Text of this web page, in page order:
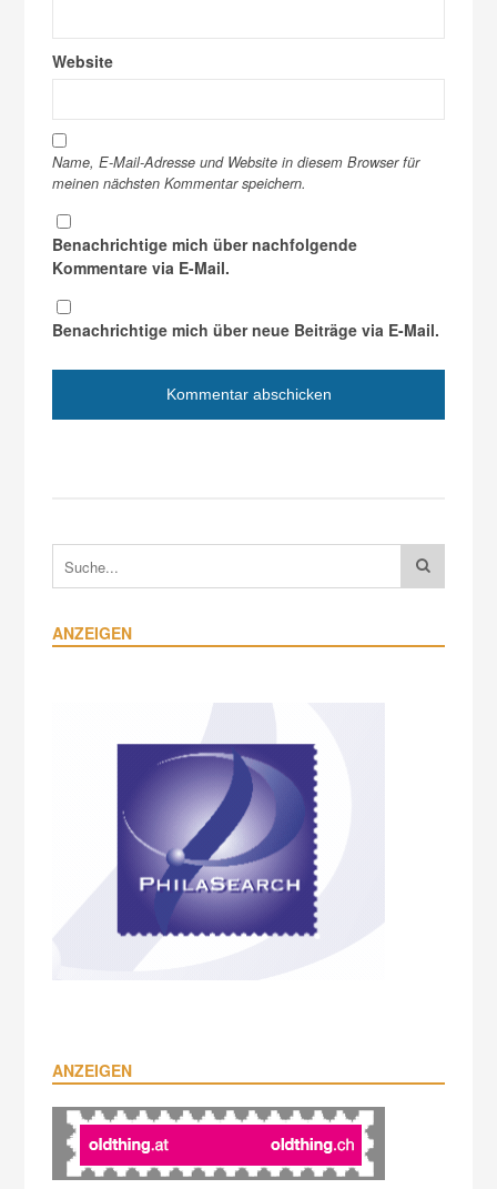
Website
Name, E-Mail-Adresse und Website in diesem Browser für
meinen nächsten Kommentar speichern.
Benachrichtige mich über nachfolgende
Kommentare via E-Mail.
Benachrichtige mich über neue Beiträge via E-Mail.
ANZEIGEN
ANZEIGEN